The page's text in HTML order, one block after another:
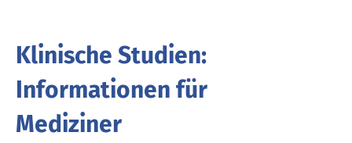
Klinische Studien:
Informationen für
Mediziner